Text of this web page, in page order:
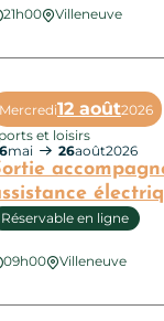
21h00 Villeneuve
d’Aveyron
Réservable en ligne
09h00 Villeneuve
Mercredi12 août2026
et loisirs
mai 26août2026
VTT à assistance